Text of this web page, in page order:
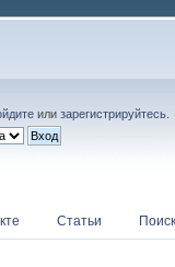
или зарегистрируйтесь
Статьи Поиск